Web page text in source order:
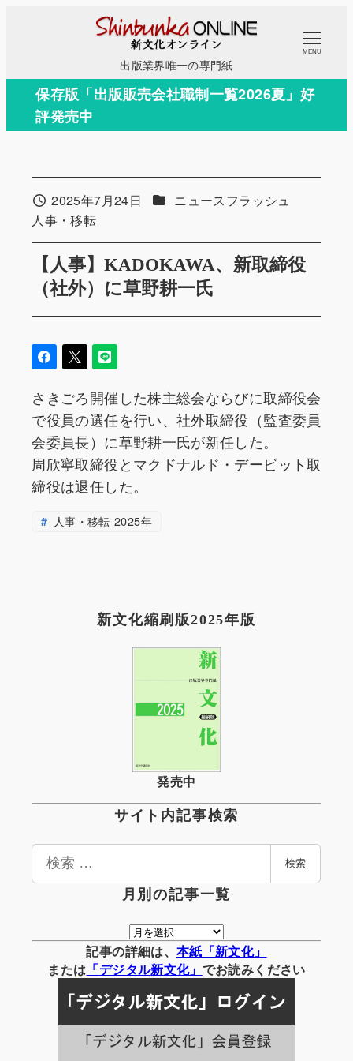
コ
テ
出版業界唯一の専門紙
MENU
保存版「出版販売会社職制一覧2026夏」好
評発売中
【人事】KADOKAWA、新取締役
（社外）に草野耕一氏
投稿日2025年7月24日 カテゴリー
ニュースフラッシュ
カテゴリー
人事・移転
さきごろ開催した株主総会ならびに取締役会
で役員の選任を行い、社外取締役（監査委員
会委員長）に草野耕一氏が新任した。
周欣寧取締役とマクドナルド・デービット取
締役は退任した。
人事・移転-2025年
新文化縮刷版2025年版
発売中
サイト内記事検索
検
検索
月別の記事一覧
月
別
の
事
一
覧
記事の詳細は、 本紙「新文化」
または 「デジタル新文化」 でお読みください